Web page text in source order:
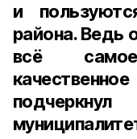
и
района. Ведь
всё